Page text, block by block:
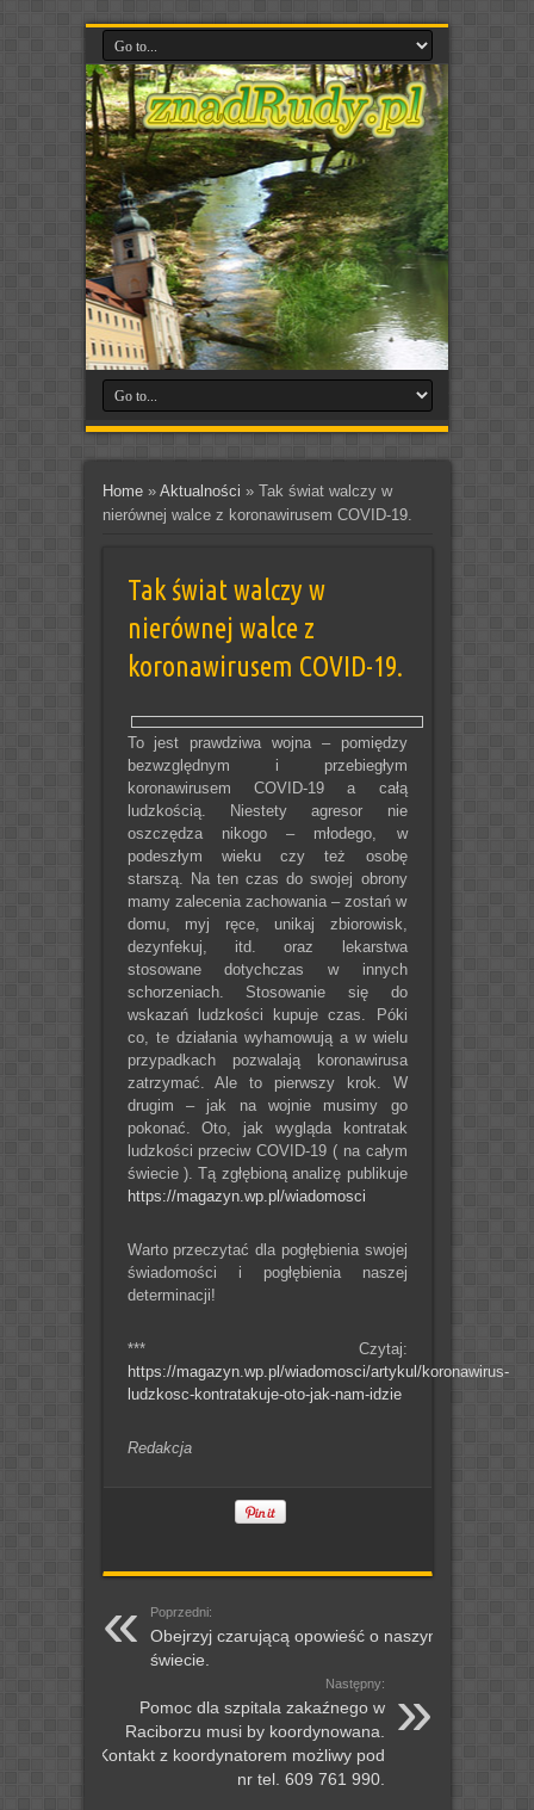
Home» Aktualności » Tak świat walczy w
nierównej walce z koronawirusem COVID-19.
Tak świat walczy w
nierównej walce z
koronawirusem COVID-19.
To jest prawdziwa wojna – pomiędzy
bezwzględnym i przebiegłym
koronawirusem COVID-19 a całą
ludzkością. Niestety agresor nie
oszczędza nikogo – młodego, w
podeszłym wieku czy też osobę
starszą. Na ten czas do swojej obrony
mamy zalecenia zachowania – zostań w
domu, myj ręce, unikaj zbiorowisk,
dezynfekuj, itd. oraz lekarstwa
stosowane dotychczas w innych
schorzeniach. Stosowanie się do
wskazań ludzkości kupuje czas. Póki
co, te działania wyhamowują a w wielu
przypadkach pozwalają koronawirusa
zatrzymać. Ale to pierwszy krok. W
drugim – jak na wojnie musimy go
pokonać. Oto, jak wygląda kontratak
ludzkości przeciw COVID-19 ( na całym
świecie ). Tą zgłębioną analizę publikuje
https://magazyn.wp.pl/wiadomosci
Warto przeczytać dla pogłębienia swojej
świadomości i pogłębienia naszej
determinacji!
*** Czytaj:
https://magazyn.wp.pl/wiadomosci/artykul/koronawirus-
ludzkosc-kontratakuje-oto-jak-nam-idzie
Redakcja
Poprzedni:
Obejrzyj czarującą opowieść o naszym
świecie.
Następny:
Pomoc dla szpitala zakaźnego w
Raciborzu musi by koordynowana.
Kontakt z koordynatorem możliwy pod
nr tel. 609 761 990.